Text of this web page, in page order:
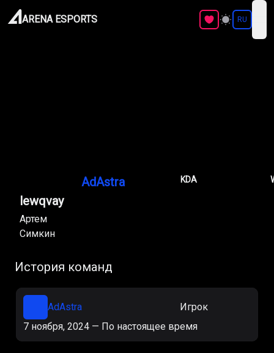
ARENA ESPORTS RU
lewqvay
Артем
Симкин
AdAstra KDA
История команд
AdAstra
Игрок
7 ноября, 2024 — По настоящее время